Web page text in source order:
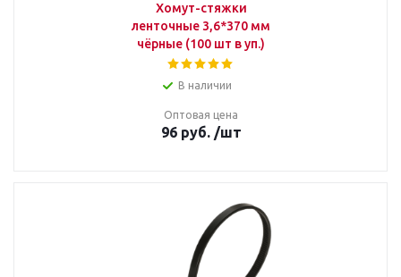
Хомут-стяжки
ленточные 3,6*370 мм
чёрные (100 шт в уп.)
В наличии
Оптовая цена
96руб. /шт